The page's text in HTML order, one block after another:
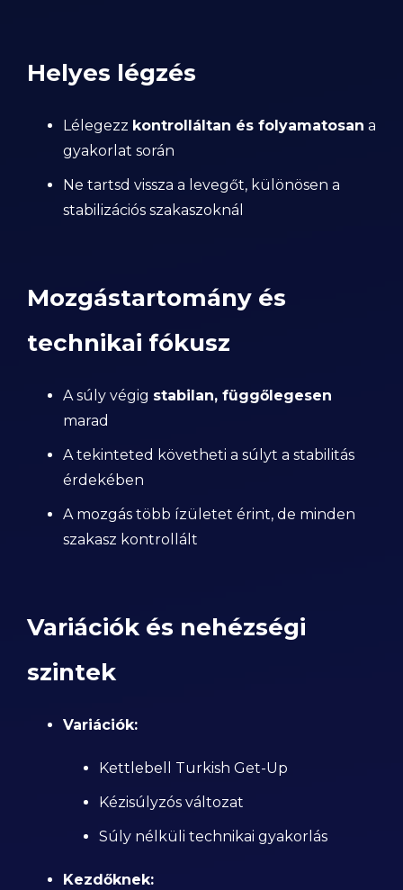
Helyes légzés
Lélegezz kontrolláltan és folyamatosan a
gyakorlat során
Ne tartsd vissza a levegőt, különösen a
stabilizációs szakaszoknál
Mozgástartomány és
technikai fókusz
A súly végig stabilan, függőlegesen
marad
A tekinteted követheti a súlyt a stabilitás
érdekében
A mozgás több ízületet érint, de minden
szakasz kontrollált
Variációk és nehézségi
szintek
Variációk:
Kettlebell Turkish Get-Up
Kézisúlyzós változat
Súly nélküli technikai gyakorlás
Kezdőknek: